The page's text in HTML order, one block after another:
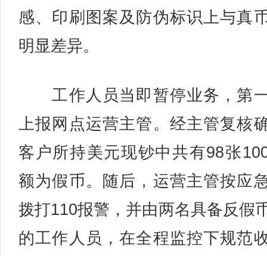
感、印刷图案及防伪标识上与真
明显差异。
工作人员当即暂停业务，第
上报网点运营主管。经主管复核
客户所持美元现钞中共有98张
额为假币。随后，运营主管按应
拨打110报警，并由两名具备反假
的工作人员，在全程监控下规范